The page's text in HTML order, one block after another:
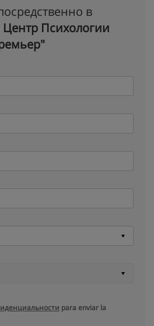
в
Центр Психологии
para enviar la